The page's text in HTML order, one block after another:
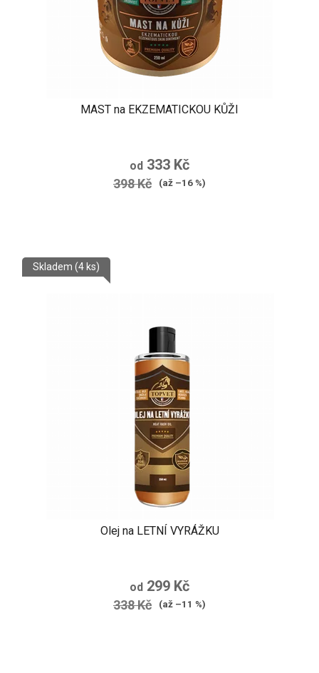
MAST na EKZEMATICKOU KŮŽI
hodnocení
produktu
od 333 Kč
398 Kč (až –16 %)
Olej na LETNÍ VYRÁŽKU
Skladem (4 ks)
od 299 Kč
338 Kč (až –11 %)